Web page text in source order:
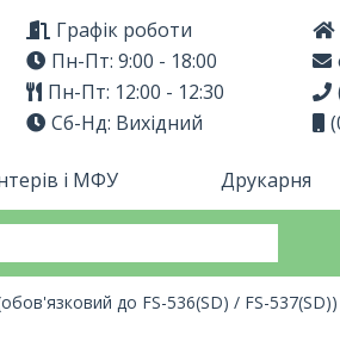
Графік роботи
Пн-Пт: 9:00 - 18:00
Пн-Пт: 12:00 - 12:30
Сб-Нд: Вихідний
і МФУ Друкарня
до FS-536(SD) / FS-537(SD))